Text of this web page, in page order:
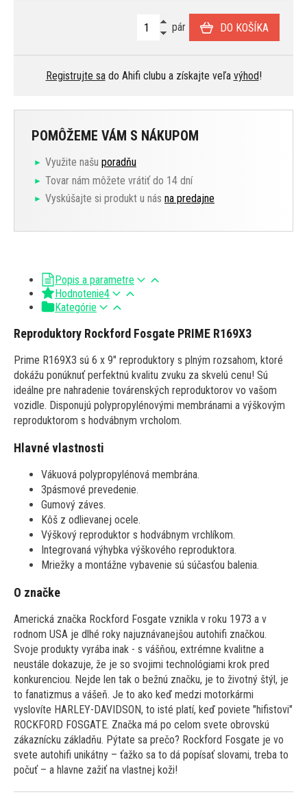
pár DO KOŠÍKA
Registrujte sado Ahifi clubu a získajte veľa výhod!
POMÔŽEME VÁM S NÁKUPOM
Využite našu poradňu
Tovar nám môžete vrátiť do 14 dní
Vyskúšajte si produkt u nás na predajne
Popis a parametre
Hodnotenie4
Kategórie
Reproduktory Rockford Fosgate PRIME R169X3
Prime R169X3 sú 6 x 9" reproduktory s plným rozsahom, ktoré
dokážu ponúknuť perfektnú kvalitu zvuku za skvelú cenu! Sú
ideálne pre nahradenie továrenských reproduktorov vo vašom
vozidle. Disponujú polypropylénovými membránami a výškovým
reproduktorom s hodvábnym vrcholom.
Hlavné vlastnosti
Vákuová polypropylénová membrána.
3pásmové prevedenie.
Gumový záves.
Kôš z odlievanej ocele.
Výškový reproduktor s hodvábnym vrchlíkom.
Integrovaná výhybka výškového reproduktora.
Mriežky a montážne vybavenie sú súčasťou balenia.
O značke
Americká značka Rockford Fosgate vznikla v roku 1973 a v
rodnom USA je dlhé roky najuznávanejšou autohifi značkou.
Svoje produkty vyrába inak - s vášňou, extrémne kvalitne a
neustále dokazuje, že je so svojimi technológiami krok pred
konkurenciou. Nejde len tak o bežnú značku, je to životný štýl, je
to fanatizmus a vášeň. Je to ako keď medzi motorkármi
vyslovíte HARLEY-DAVIDSON, to isté platí, keď poviete "hifistovi"
ROCKFORD FOSGATE. Značka má po celom svete obrovskú
zákaznícku základňu. Pýtate sa prečo? Rockford Fosgate je vo
svete autohifi unikátny – ťažko sa to dá popísať slovami, treba to
počuť – a hlavne zažiť na vlastnej koži!